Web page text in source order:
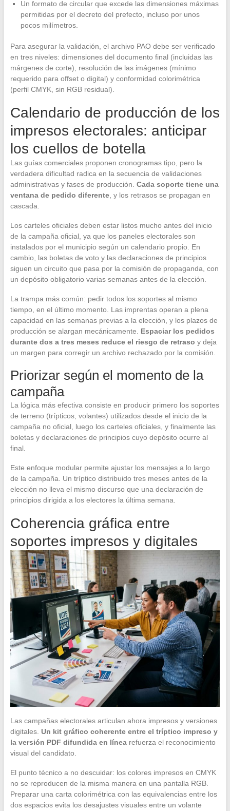
Un formato de circular que excede las dimensiones máximas
permitidas por el decreto del prefecto, incluso por unos
pocos milímetros.
Para asegurar la validación, el archivo PAO debe ser verificado
en tres niveles: dimensiones del documento final (incluidas las
márgenes de corte), resolución de las imágenes (mínimo
requerido para offset o digital) y conformidad colorimétrica
(perfil CMYK, sin RGB residual).
Calendario de producción de los
impresos electorales: anticipar
los cuellos de botella
Las guías comerciales proponen cronogramas tipo, pero la
verdadera dificultad radica en la secuencia de validaciones
administrativas y fases de producción. Cada soporte tiene una
ventana de pedido diferente, y los retrasos se propagan en
cascada.
Los carteles oficiales deben estar listos mucho antes del inicio
de la campaña oficial, ya que los paneles electorales son
instalados por el municipio según un calendario propio. En
cambio, las boletas de voto y las declaraciones de principios
siguen un circuito que pasa por la comisión de propaganda, con
un depósito obligatorio varias semanas antes de la elección.
La trampa más común: pedir todos los soportes al mismo
tiempo, en el último momento. Las imprentas operan a plena
capacidad en las semanas previas a la elección, y los plazos de
producción se alargan mecánicamente. Espaciar los pedidos
durante dos a tres meses reduce el riesgo de retraso y deja
un margen para corregir un archivo rechazado por la comisión.
Priorizar según el momento de la
campaña
La lógica más efectiva consiste en producir primero los soportes
de terreno (trípticos, volantes) utilizados desde el inicio de la
campaña no oficial, luego los carteles oficiales, y finalmente las
boletas y declaraciones de principios cuyo depósito ocurre al
final.
Este enfoque modular permite ajustar los mensajes a lo largo
de la campaña. Un tríptico distribuido tres meses antes de la
elección no lleva el mismo discurso que una declaración de
principios dirigida a los electores la última semana.
Coherencia gráfica entre
soportes impresos y digitales
Las campañas electorales articulan ahora impresos y versiones
digitales. Un kit gráfico coherente entre el tríptico impreso y
la versión PDF difundida en línearefuerza el reconocimiento
visual del candidato.
El punto técnico a no descuidar: los colores impresos en CMYK
no se reproducen de la misma manera en una pantalla RGB.
Preparar una carta colorimétrica con las equivalencias entre los
dos espacios evita los desajustes visuales entre un volante